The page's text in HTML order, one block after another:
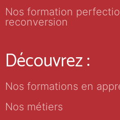
Nos formation
reconversion
Découvrez :
Nos formations en
Nos métiers